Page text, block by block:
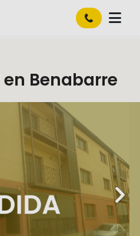
en Benabarre
Next